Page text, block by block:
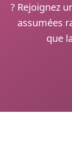
? Rejoignez
assumées
que